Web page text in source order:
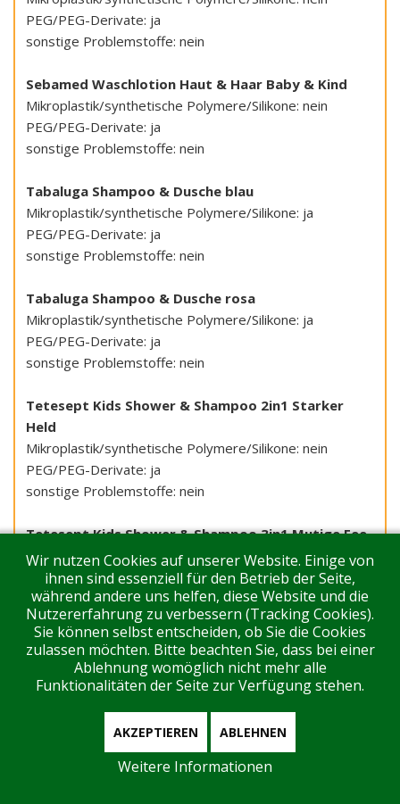
PEG/PEG-Derivate: ja
sonstige Problemstoffe: nein
Sebamed Waschlotion Haut & Haar Baby & Kind
Mikroplastik/synthetische Polymere/Silikone: nein
PEG/PEG-Derivate: ja
sonstige Problemstoffe: nein
Tabaluga Shampoo & Dusche blau
Mikroplastik/synthetische Polymere/Silikone: ja
PEG/PEG-Derivate: ja
sonstige Problemstoffe: nein
Tabaluga Shampoo & Dusche rosa
Mikroplastik/synthetische Polymere/Silikone: ja
PEG/PEG-Derivate: ja
sonstige Problemstoffe: nein
Tetesept Kids Shower & Shampoo 2in1 Starker
Held
Mikroplastik/synthetische Polymere/Silikone: nein
PEG/PEG-Derivate: ja
sonstige Problemstoffe: nein
Tetesept Kids Shower & Shampoo 3in1 Mutige Fee
Mikroplastik/synthetische Polymere/Silikone: ja
PEG/PEG-Derivate: ja
sonstige Problemstoffe: nein
Kosmetik , Weleda , Mikroplastik
Rossmann , dm-Drogeriemarkt
Wir nutzen Cookies auf unserer Website. Einige von
ihnen sind essenziell für den Betrieb der Seite,
während andere uns helfen, diese Website und die
Nutzererfahrung zu verbessern (Tracking Cookies).
Sie können selbst entscheiden, ob Sie die Cookies
zulassen möchten. Bitte beachten Sie, dass bei einer
Ablehnung womöglich nicht mehr alle
Funktionalitäten der Seite zur Verfügung stehen.
AKZEPTIEREN ABLEHNEN
Weitere Informationen